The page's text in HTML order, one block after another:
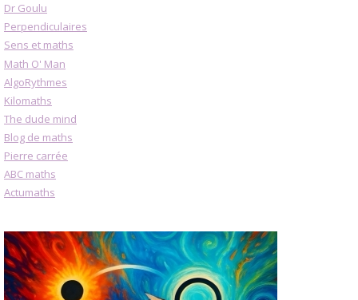
Dr Goulu
Perpendiculaires
Sens et maths
Math O' Man
AlgoRythmes
Kilomaths
The dude mind
Blog de maths
Pierre carrée
ABC maths
Actumaths